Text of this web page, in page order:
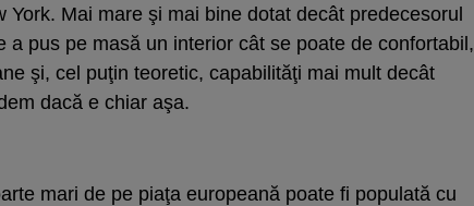
York. Mai mare şi mai bine dotat decât predecesorul
a pus pe masă un interior cât se poate de confortabil,
şi, cel puţin teoretic, capabilităţi mai mult decât
dacă e chiar aşa.
mari de pe piaţa europeană poate fi populată cu